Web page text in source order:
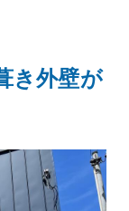
き外壁が